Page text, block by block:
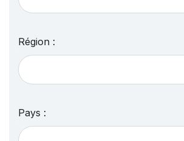
Région :
Pays :